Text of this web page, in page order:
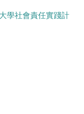
學社會責任實踐計